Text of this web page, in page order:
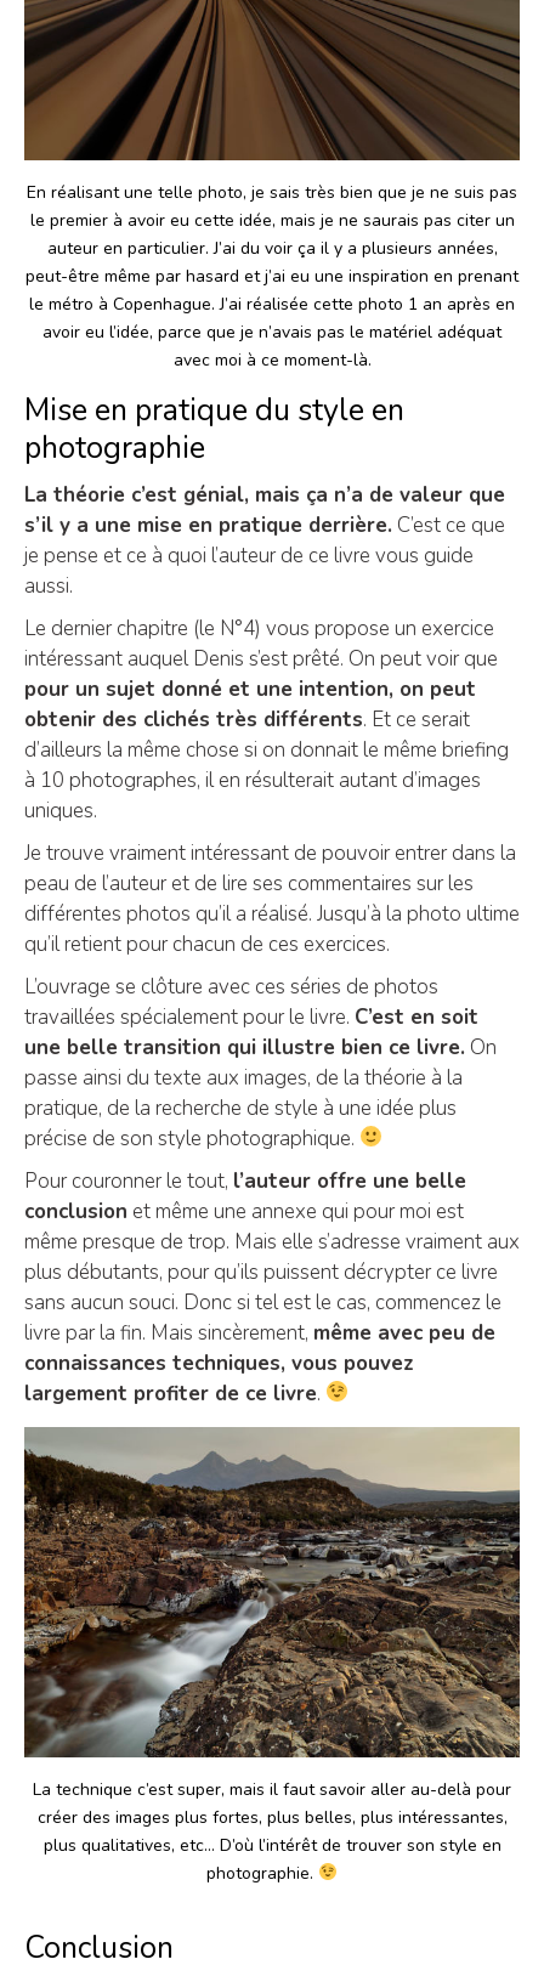
En réalisant une telle photo, je sais très bien que je ne suis pas
le premier à avoir eu cette idée, mais je ne saurais pas citer un
auteur en particulier. J’ai du voir ça il y a plusieurs années,
peut-être même par hasard et j’ai eu une inspiration en prenant
le métro à Copenhague. J’ai réalisée cette photo 1 an après en
avoir eu l’idée, parce que je n’avais pas le matériel adéquat
avec moi à ce moment-là.
Mise en pratique du style en
photographie
La théorie c’est génial, mais ça n’a de valeur que
s’il y a une mise en pratique derrière. C’est ce que
je pense et ce à quoi l’auteur de ce livre vous guide
aussi.
Le dernier chapitre (le N°4) vous propose un exercice
intéressant auquel Denis s’est prêté. On peut voir que
pour un sujet donné et une intention, on peut
obtenir des clichés très différents. Et ce serait
d’ailleurs la même chose si on donnait le même briefing
à 10 photographes, il en résulterait autant d’images
uniques.
Je trouve vraiment intéressant de pouvoir entrer dans la
peau de l’auteur et de lire ses commentaires sur les
différentes photos qu’il a réalisé. Jusqu’à la photo ultime
qu’il retient pour chacun de ces exercices.
L’ouvrage se clôture avec ces séries de photos
travaillées spécialement pour le livre. C’est en soit
une belle transition qui illustre bien ce livre. On
passe ainsi du texte aux images, de la théorie à la
pratique, de la recherche de style à une idée plus
précise de son style photographique.
Pour couronner le tout, l’auteur offre une belle
conclusion et même une annexe qui pour moi est
même presque de trop. Mais elle s’adresse vraiment aux
plus débutants, pour qu’ils puissent décrypter ce livre
sans aucun souci. Donc si tel est le cas, commencez le
livre par la fin. Mais sincèrement, même avec peu de
connaissances techniques, vous pouvez
largement profiter de ce livre.
La technique c’est super, mais il faut savoir aller au-delà pour
créer des images plus fortes, plus belles, plus intéressantes,
plus qualitatives, etc… D’où l’intérêt de trouver son style en
photographie.
Conclusion